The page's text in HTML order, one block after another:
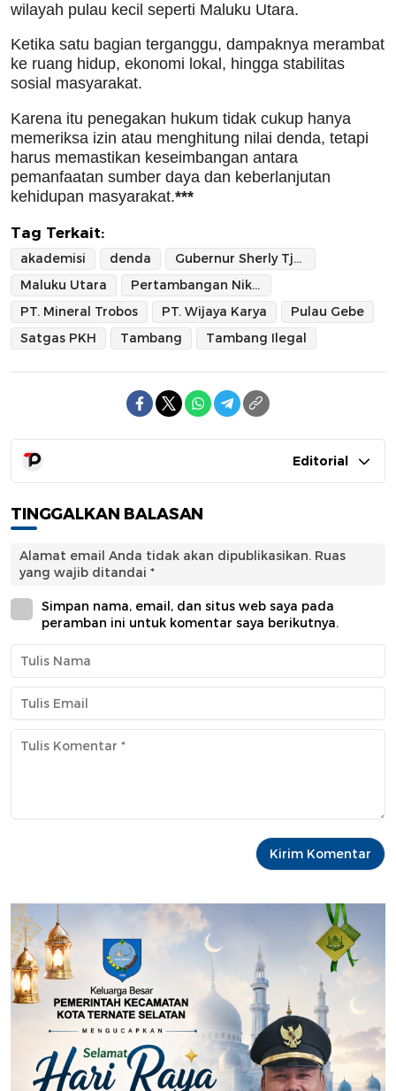
wilayah pulau kecil seperti Maluku Utara.
Ketika satu bagian terganggu, dampaknya merambat
ke ruang hidup, ekonomi lokal, hingga stabilitas
sosial masyarakat.
Karena itu penegakan hukum tidak cukup hanya
memeriksa izin atau menghitung nilai denda, tetapi
harus memastikan keseimbangan antara
pemanfaatan sumber daya dan keberlanjutan
kehidupan masyarakat.***
Tag Terkait:
akademisi denda
Gubernur Sherly Tjoanda
Maluku Utara
Pertambangan Nikel
PT. Mineral Trobos
PT. Wijaya Karya
Pulau Gebe
Satgas PKH
Tambang Tambang Ilegal
Editorial
TINGGALKAN BALASAN
Alamat email Anda tidak akan dipublikasikan. Ruas
yang wajib ditandai *
Simpan nama, email, dan situs web saya pada
peramban ini untuk komentar saya berikutnya.